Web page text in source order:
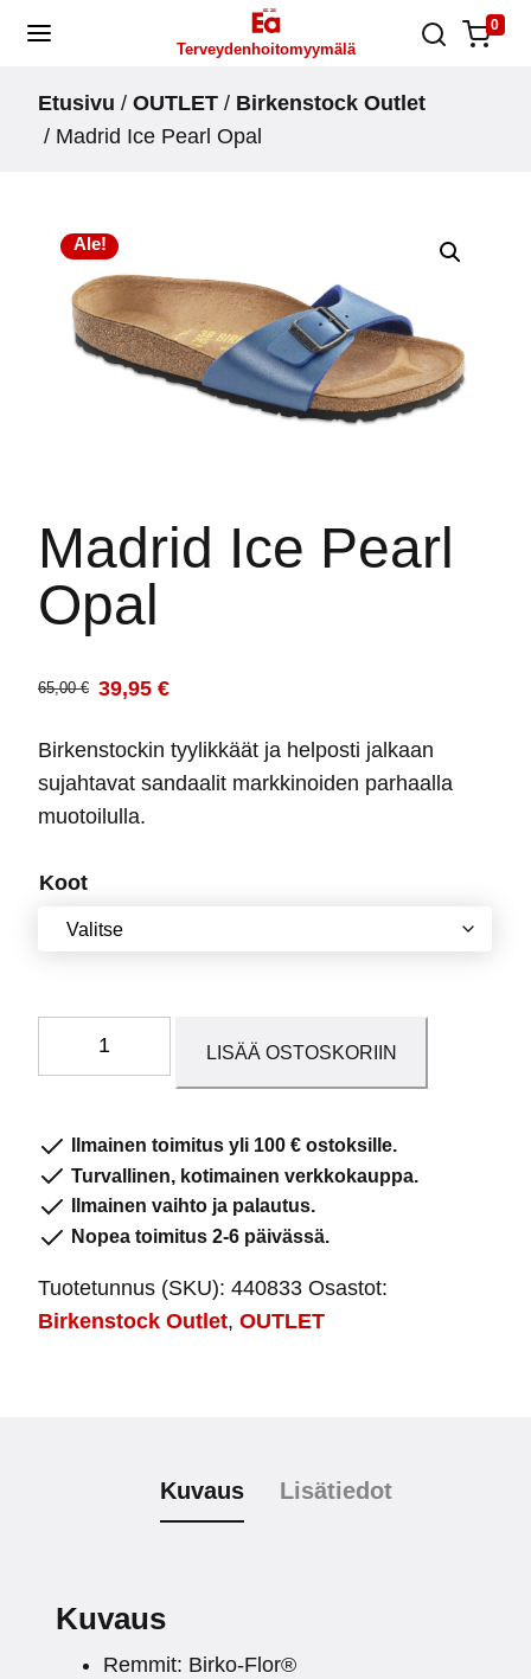
Skip
Terveydenhoitomyymälä
0
Etusivu / OUTLET / Birkenstock Outlet
/ Madrid Ice Pearl Opal
Ale!
Madrid Ice Pearl
Opal
65,00€
Alkuperäinen
hinta
oli:
65,00 €.
39,95 €
Nykyinen
hinta
on:
39,95 €.
Birkenstockin tyylikkäät ja helposti jalkaan
sujahtavat sandaalit markkinoiden parhaalla
muotoilulla.
Koot
määrä
LISÄÄ OSTOSKORIIN
Ilmainen toimitus yli 100 € ostoksille.
Turvallinen, kotimainen verkkokauppa.
Ilmainen vaihto ja palautus.
Nopea toimitus 2-6 päivässä.
Tuotetunnus (SKU): 440833 Osastot:
Birkenstock Outlet, OUTLET
Kuvaus Lisätiedot
Kuvaus
Remmit: Birko-Flor®